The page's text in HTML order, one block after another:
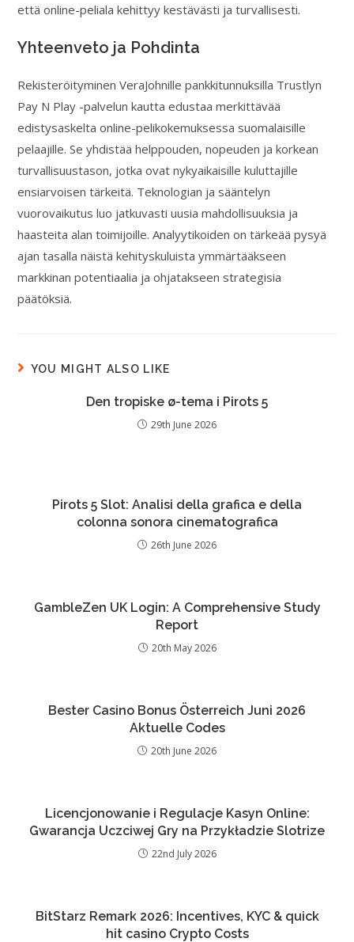
että online-peliala kehittyy kestävästi ja turvallisesti.
Yhteenveto ja Pohdinta
Rekisteröityminen VeraJohnille pankkitunnuksilla Trustlyn
Pay N Play -palvelun kautta edustaa merkittävää
edistysaskelta online-pelikokemuksessa suomalaisille
pelaajille. Se yhdistää helppouden, nopeuden ja korkean
turvallisuustason, jotka ovat nykyaikaisille kuluttajille
ensiarvoisen tärkeitä. Teknologian ja sääntelyn
vuorovaikutus luo jatkuvasti uusia mahdollisuuksia ja
haasteita alan toimijoille. Analyytikoiden on tärkeää pysyä
ajan tasalla näistä kehityskuluista ymmärtääkseen
markkinan potentiaalia ja ohjatakseen strategisia
päätöksiä.
YOU MIGHT ALSO LIKE
Den tropiske ø-tema i Pirots 5
29th June 2026
Pirots 5 Slot: Analisi della grafica e della
colonna sonora cinematografica
26th June 2026
GambleZen UK Login: A Comprehensive Study
Report
20th May 2026
Bester Casino Bonus Österreich Juni 2026
Aktuelle Codes
20th June 2026
Licencjonowanie i Regulacje Kasyn Online:
Gwarancja Uczciwej Gry na Przykładzie Slotrize
22nd July 2026
BitStarz Remark 2026: Incentives, KYC & quick
hit casino Crypto Costs